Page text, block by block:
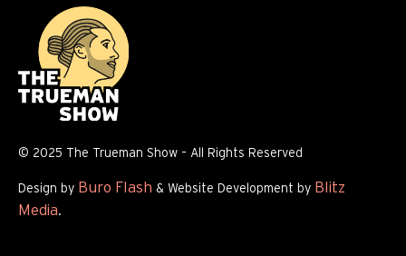
© 2025 The Trueman Show – All Rights Reserved
Design by Buro Flash & Website Development by Blitz
Media.